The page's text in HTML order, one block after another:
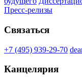
Пресс-релизы
Связаться
+7 (495) 939-29-70
Канцелярия